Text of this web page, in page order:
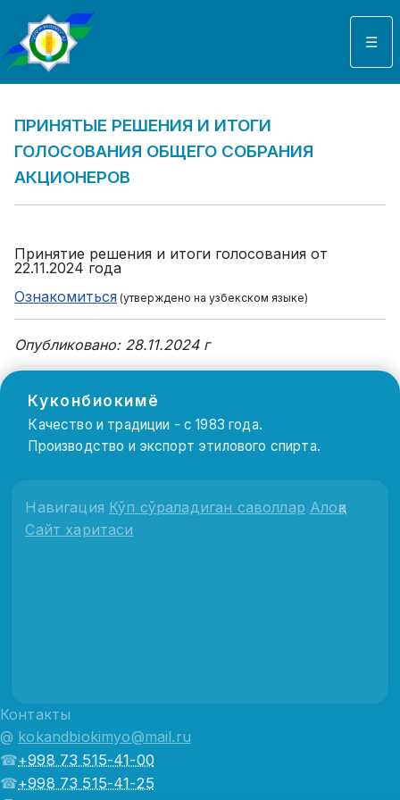
☰
ПРИНЯТЫЕ РЕШЕНИЯ И ИТОГИ
ГОЛОСОВАНИЯ ОБЩЕГО СОБРАНИЯ
АКЦИОНЕРОВ
Принятие решения и итоги голосования от
22.11.2024 года
Ознакомиться (утверждено на узбекском языке)
Опубликовано: 28.11.2024 г
Куконбиокимё
Качество и традиции - с 1983 года.
Производство и экспорт этилового спирта.
Навигация Кўп сўраладиган саволлар Алоқа
Сайт харитаси
Контакты
@ kokandbiokimyo@mail.ru
☎+998 73 515-41-00
☎+998 73 515-41-25